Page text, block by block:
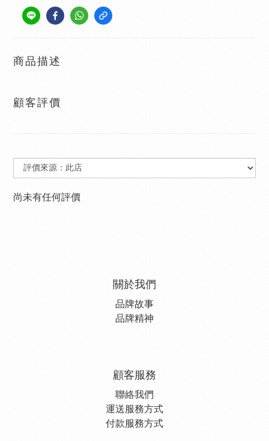
商品描述
顧客評價
尚未有任何評價
關於我們
品牌故事
品牌精神
顧客服務
聯絡我們
運送服務方式
付款服務方式